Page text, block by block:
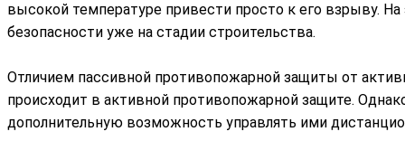
высокой температуре привести просто к его взрыву.
безопасности уже на стадии строительства.
Отличием пассивной противопожарной защиты от
происходит в активной противопожарной защите.
дополнительную возможность управлять ими